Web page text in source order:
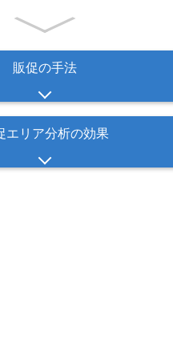
販促の手法
エリア分析の効果